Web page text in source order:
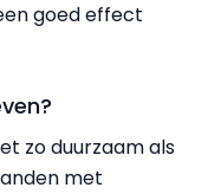
goed effect
zo duurzaam als
met